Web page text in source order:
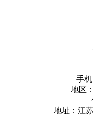
手机
地区：
地址： 江